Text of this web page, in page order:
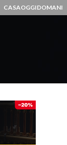
CASAOGGIDOMANI